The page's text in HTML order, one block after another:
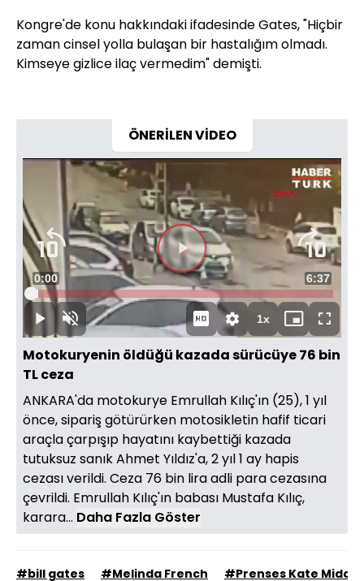
Kongre'de konu hakkındaki ifadesinde Gates, "Hiçbir
zaman cinsel yolla bulaşan bir hastalığım olmadı.
Kimseye gizlice ilaç vermedim" demişti.
ÖNERİLEN VİDEO
Videoyu
Oynat
OynatSesi
Aç
Süre
0:00 Toplam
Süre
6:37
Yüklendi:
2.50%
1xOynatma
Hızı
Mini
oynatıcı
Tam
Ekran
Motokuryenin öldüğü kazada sürücüye 76 bin
TL ceza
ANKARA'da motokurye Emrullah Kılıç'ın (25), 1 yıl
önce, sipariş götürürken motosikletin hafif ticari
araçla çarpışıp hayatını kaybettiği kazada
tutuksuz sanık Ahmet Yıldız'a, 2 yıl 1 ay hapis
cezası verildi. Ceza 76 bin lira adli para cezasına
çevrildi. Emrullah Kılıç'ın babası Mustafa Kılıç,
karara... Daha Fazla Göster
#bill gates #Melinda French #Prenses Kate